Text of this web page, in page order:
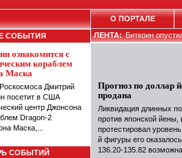
СОБЫТИЯ
ознакомится с
кораблем
Маска
Дмитрий
посетит в США
центр Джонсона
Dragon-2
Маска,...
СОБЫТИЙ
ЛЕНТА:Биткоин
Прогноз по доллар
продана
Ликвидация длинных
против японской йены,
протестировал
й фигуры его
136.20-135.82
О ПОРТАЛЕ